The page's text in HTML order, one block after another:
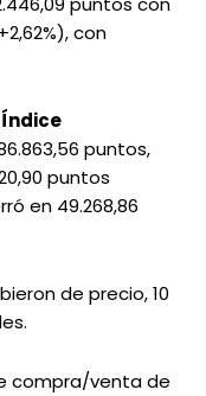
con
Índice
puntos,
puntos
en 49.268,86
de precio, 10
compra/venta de